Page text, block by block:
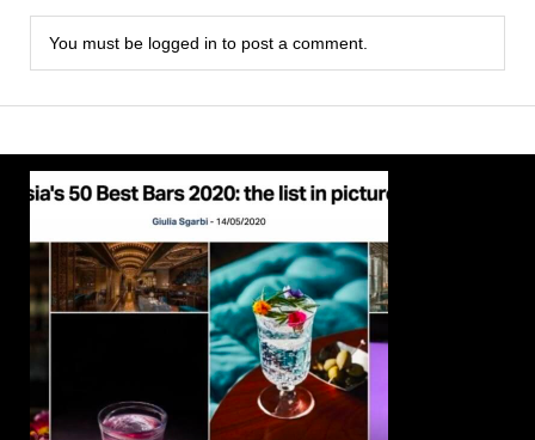
You must be logged in to post a comment.